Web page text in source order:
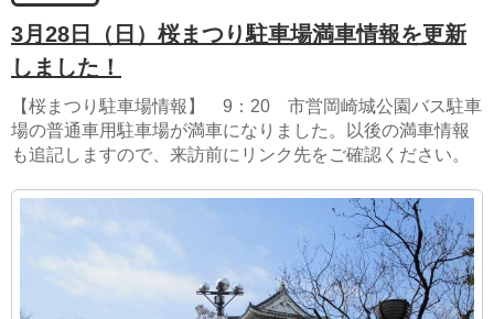
3月28日（日）桜まつり駐車場満車情報を更新
しました！
【桜まつり駐車場情報】 9：20 市営岡崎城公園バス駐車
場の普通車用駐車場が満車になりました。以後の満車情報
も追記しますので、来訪前にリンク先をご確認ください。